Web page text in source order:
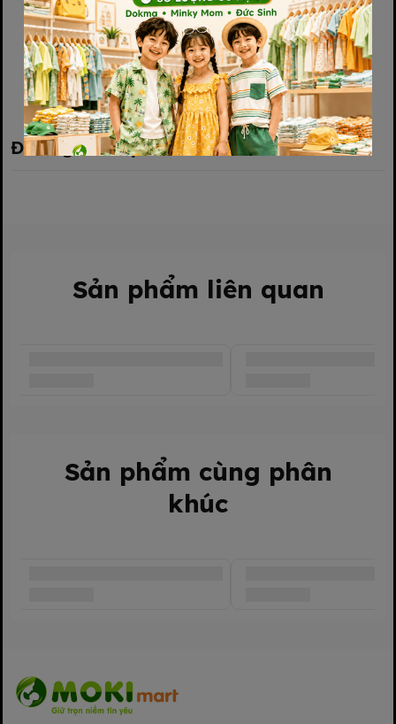
Phù hợp sử dụng cho cả gia đình.
2. Đối tượng sử
dụng
Xem thêm
Đánh giá sản phẩm
Sản phẩm liên quan
Sản phẩm cùng phân
khúc